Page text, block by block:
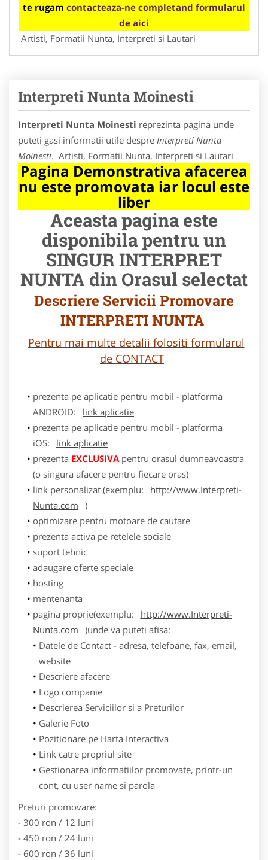
te rugam contacteaza-ne completand formularul
de aici
Artisti, Formatii Nunta, Interpreti si Lautari
Interpreti Nunta Moinesti
Interpreti Nunta Moinesti reprezinta pagina unde
puteti gasi informatii utile despre Interpreti Nunta
Moinesti. Artisti, Formatii Nunta, Interpreti si Lautari
Pagina Demonstrativa afacerea
nu este promovata iar locul este
liber
Aceasta pagina este
disponibila pentru un
SINGUR INTERPRET
NUNTA din Orasul selectat
Descriere Servicii Promovare
INTERPRETI NUNTA
Pentru mai multe detalii folositi formularul
de CONTACT
prezenta pe aplicatie pentru mobil - platforma
ANDROID:
link aplicatie
prezenta pe aplicatie pentru mobil - platforma
iOS:
link aplicatie
prezenta EXCLUSIVApentru orasul dumneavoastra
(o singura afacere pentru fiecare oras)
link personalizat (exemplu:
http://www.Interpreti-
Nunta.com )
optimizare pentru motoare de cautare
prezenta activa pe retelele sociale
suport tehnic
adaugare oferte speciale
hosting
mentenanta
pagina proprie(exemplu:
http://www.Interpreti-
Nunta.com )unde va puteti afisa:
Datele de Contact - adresa, telefoane, fax, email,
website
Descriere afacere
Logo companie
Descrierea Serviciilor si a Preturilor
Galerie Foto
Pozitionare pe Harta Interactiva
Link catre propriul site
Gestionarea informatiilor promovate, printr-un
cont, cu user name si parola
Preturi promovare:
- 300 ron / 12 luni
- 450 ron / 24 luni
- 600 ron / 36 luni